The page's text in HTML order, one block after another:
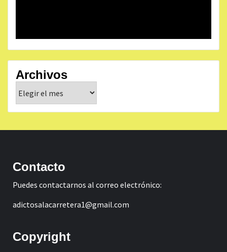
Archivos
Contacto
Puedes contactarnos al correo electrónico:
adictosalacarretera1@gmail.com
Copyright